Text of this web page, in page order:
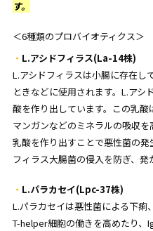
す。
＜6種類のプロバイオティクス＞
L.アシドフィラス(La-14株)
L.アシドフィラスは小腸に存在し
ときなどに使用されます。L.ア
酸を作り出しています。この乳酸
マンガンなどのミネラルの吸収
乳酸を作り出すことで悪性菌の
フィラス大腸菌の侵入を防ぎ、発
L.パラカセイ(Lpc-37株)
L.パラカセイは悪性菌による下痢
T-helper細胞の働きを高めたり、